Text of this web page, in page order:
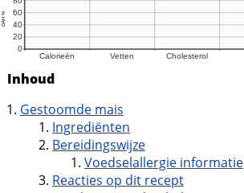
Inhoud
Gestoomde mais
Ingrediënten
Bereidingswijze
Voedselallergie informatie
Reacties op dit recept